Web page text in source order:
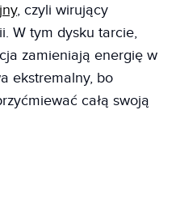
, czyli wirujący
W tym dysku tarcie,
zamieniają energię w
ekstremalny, bo
całą swoją